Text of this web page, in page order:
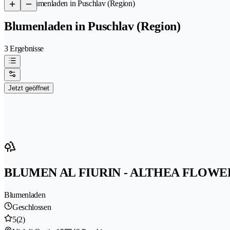
/Blumenladen in Puschlav (Region)
Blumenladen in Puschlav (Region)
3 Ergebnisse
Jetzt geöffnet
BLUMEN AL FIURIN - ALTHEA
Blumenladen
Geschlossen
5(2)